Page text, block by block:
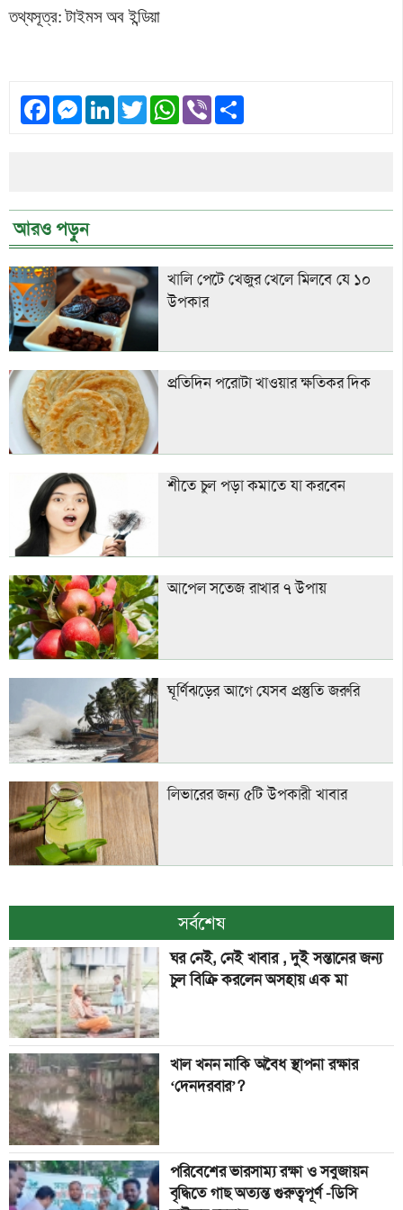
তথ্যসূত্র: টাইমস অব ইন্ডিয়া
FacebookMessengerLinkedInTwitterWhatsApp
Viber
আরও পড়ুন
খালি পেটে খেজুর খেলে মিলবে যে ১০
উপকার
প্রতিদিন পরোটা খাওয়ার ক্ষতিকর দিক
শীতে চুল পড়া কমাতে যা করবেন
আপেল সতেজ রাখার ৭ উপায়
ঘূর্ণিঝড়ের আগে যেসব প্রস্তুতি জরুরি
লিভারের জন্য ৫টি উপকারী খাবার
সর্বশেষ
ঘর নেই, নেই খাবার , দুই সন্তানের জন্য
চুল বিক্রি করলেন অসহায় এক মা
খাল খনন নাকি অবৈধ স্থাপনা রক্ষার
‘দেনদরবার’?
পরিবেশের ভারসাম্য রক্ষা ও সবুজায়ন
বৃদ্ধিতে গাছ অত্যন্ত গুরুত্বপূর্ণ -ডিসি